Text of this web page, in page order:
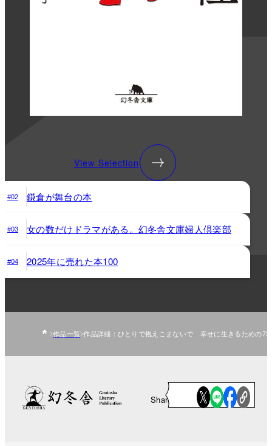
View Selection
#02 鎌倉が舞台の本
#03 女の数だけドラマがある。幻冬舎文庫婦人倶楽部
#04 2025年に売れた本100
作品一覧 作品詳細：ひとりで抱えこまないで 幸せに生きるための72
Share